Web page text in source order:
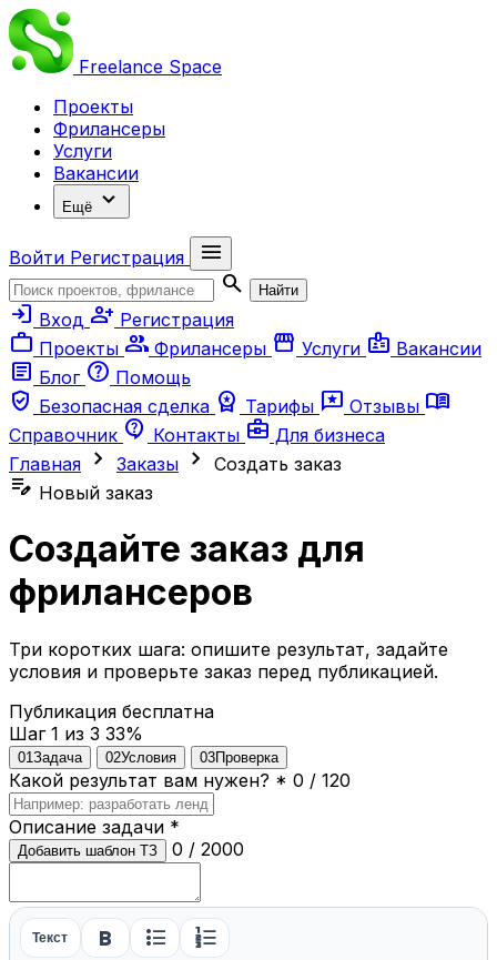
Freelance Space
Проекты
Фрилансеры
Услуги
Вакансии
Ещё expand_more
Войти Регистрация
menu
search
Найти
login Вход person_add Регистрация
work Проекты group Фрилансеры storefront Услуги badge Вакансии
article Блог help Помощь
verified_user Безопасная сделка workspace_premium Тарифы reviews Отзывы menu_book
Справочник contact_support Контакты business_center Для бизнеса
Главная chevron_right Заказы chevron_right Создать заказ
edit_note Новый заказ
Создайте заказ для
фрилансеров
Три коротких шага: опишите результат, задайте
условия и проверьте заказ перед публикацией.
Публикация бесплатна
Шаг 1 из 3 33%
01 Задача 02Условия 03Проверка
Какой результат вам нужен? * 0 / 120
Описание задачи *
Добавить шаблон ТЗ 0 / 2000
Текст format_bold format_list_bulleted format_list_numbered